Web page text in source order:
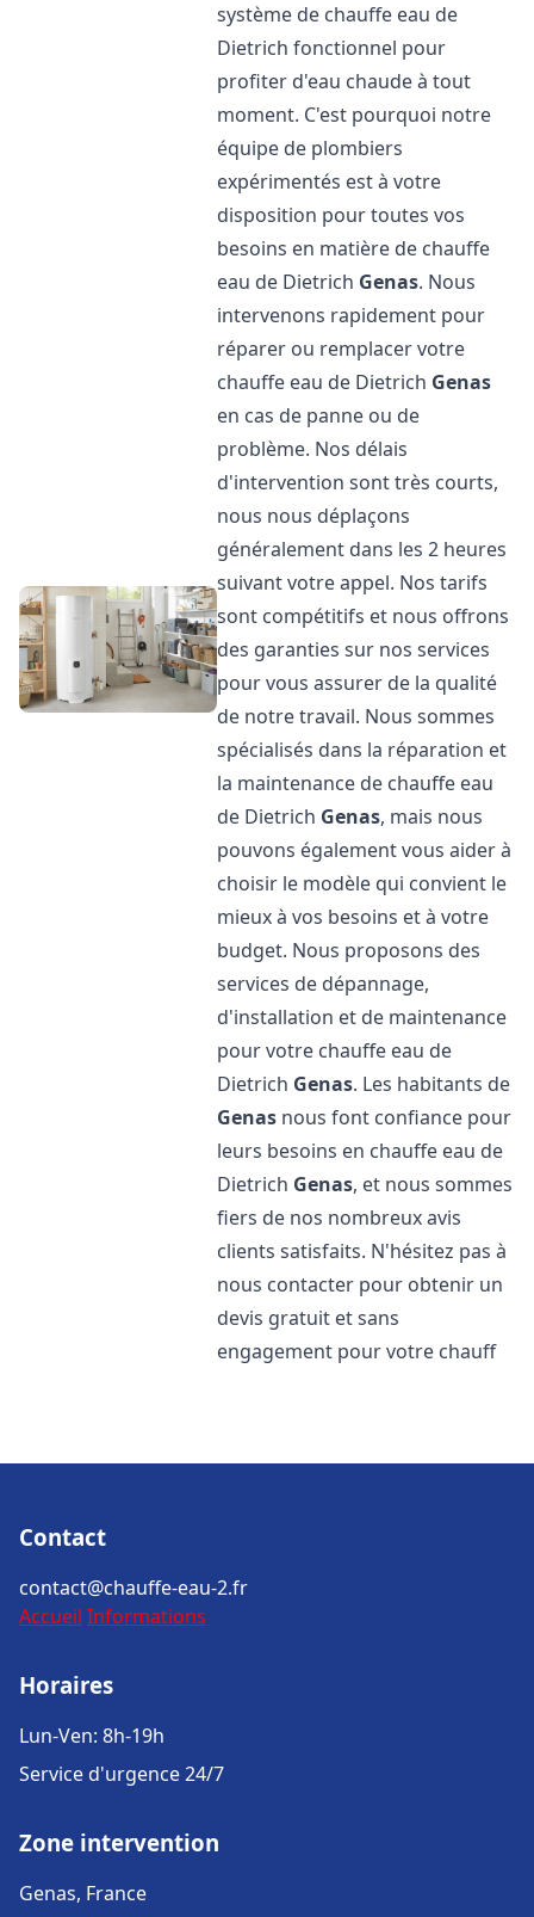
système de chauffe eau de
Dietrich fonctionnel pour
profiter d'eau chaude à tout
moment. C'est pourquoi notre
équipe de plombiers
expérimentés est à votre
disposition pour toutes vos
besoins en matière de chauffe
eau de Dietrich Genas. Nous
intervenons rapidement pour
réparer ou remplacer votre
chauffe eau de Dietrich Genas
en cas de panne ou de
problème. Nos délais
d'intervention sont très courts,
nous nous déplaçons
généralement dans les 2 heures
suivant votre appel. Nos tarifs
sont compétitifs et nous offrons
des garanties sur nos services
pour vous assurer de la qualité
de notre travail. Nous sommes
spécialisés dans la réparation et
la maintenance de chauffe eau
de Dietrich Genas, mais nous
pouvons également vous aider à
choisir le modèle qui convient le
mieux à vos besoins et à votre
budget. Nous proposons des
services de dépannage,
d'installation et de maintenance
pour votre chauffe eau de
Dietrich Genas. Les habitants de
Genas nous font confiance pour
leurs besoins en chauffe eau de
Dietrich Genas, et nous sommes
fiers de nos nombreux avis
clients satisfaits. N'hésitez pas à
nous contacter pour obtenir un
devis gratuit et sans
engagement pour votre chauff
Contact
contact@chauffe-eau-2.fr
Accueil Informations
Horaires
Lun-Ven: 8h-19h
Service d'urgence 24/7
Zone intervention
Genas, France